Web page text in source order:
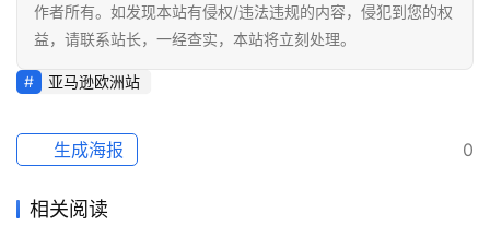
作者所有。如发现本站有侵权/违法违规的内容，侵犯到您的权
益，请联系站长，一经查实，本站将立刻处理。
亚马逊欧洲站
0
生成海报
相关阅读